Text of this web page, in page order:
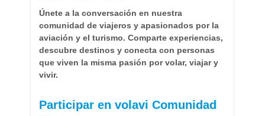
Únete a la conversación en nuestra
comunidad de viajeros y apasionados por la
aviación y el turismo. Comparte experiencias,
descubre destinos y conecta con personas
que viven la misma pasión por volar, viajar y
vivir.
Participar en volavi Comunidad